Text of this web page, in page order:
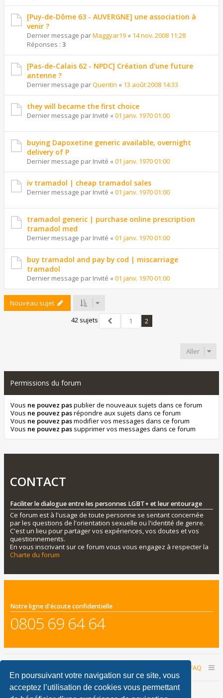
En poursuivant votre navigation sur ce site, vous
acceptez l’utilisation de cookies vous permettant
[Puy-de-Dôme 63 - AUVERGNE] une association à
venir ?
Dernier message parMaggyar19 « 14 nov. 2008 11:28
Réponses : 3
[Pas-de-Calais 62 - NPDC] Création d'une future
antenne ?
Dernier message parQuentin « 13 août 2008 14:33
they will became the first choice
Dernier message par Invité « 01 janv. 1970 01:00
buying Dapoxetine generic available, overnight
delivery of P
Dernier message par Invité « 01 janv. 1970 01:00
iv tramadol | cheap tramadol sales
Dernier message par Invité « 01 janv. 1970 01:00
tramadol generic | purchase online prescription
tramadol med
Dernier message par Invité « 01 janv. 1970 01:00
buy tramadol and pay by cod | miscarriage
tramadol
Dernier message par Invité « 01 janv. 1970 01:00
Nouveau sujet
42 sujets
Précédent
1 2
Aller
Permissions du forum
Vous ne pouvez paspublier de nouveaux sujets dans ce forum
Vous ne pouvez pasrépondre aux sujets dans ce forum
Vous ne pouvez pasmodifier vos messages dans ce forum
Vous ne pouvez pas supprimer vos messages dans ce forum
CONTACT
Faciliter le dialogue entre les personnes LGBT+ et leur entourage
Ce forum est à l'usage de toute personne se sentant concernée
par les questions de l'orientation sexuelle ou l'identité de genre.
C'est un lieu pour partager vos expériences, vos doutes et vos
questionnements.
En vous inscrivant sur ce forum vous vous engagez à respecter la
Charte du forum
Notre ligne d'écoute confidentielle
0805 69 64 64
FAQ
Nous sommes le 07 août 2026 11:10